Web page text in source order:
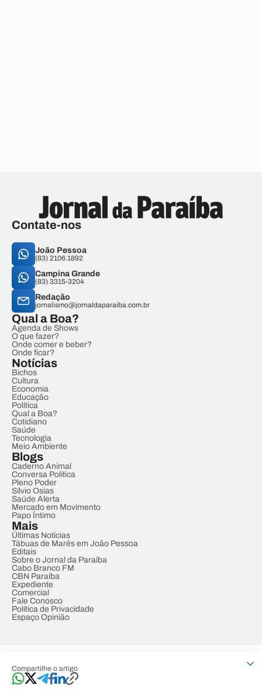
Compartilhe o artigo
Contate-nos
João Pessoa
(83) 2106.1892
Campina Grande
(83) 3315-3204
Redação
jornalismo@jornaldaparaiba.com.br
Qual a Boa?
Agenda de Shows
O que fazer?
Onde comer e beber?
Onde ficar?
Notícias
Bichos
Cultura
Economia
Educação
Política
Qual a Boa?
Cotidiano
Saúde
Tecnologia
Meio Ambiente
Blogs
Caderno Animal
Conversa Política
Pleno Poder
Sílvio Osias
Saúde Alerta
Mercado em Movimento
Papo Íntimo
Mais
Últimas Notícias
Tábuas de Marés em João Pessoa
Editais
Sobre o Jornal da Paraíba
Cabo Branco FM
CBN Paraíba
Expediente
Comercial
Fale Conosco
Política de Privacidade
Espaço Opinião
Developed by Designed by